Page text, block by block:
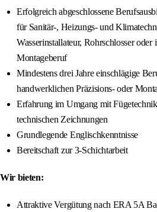
Erfolgreich abgeschlossene
für Sanitär-, Heizungs- und
Wasserinstallateur, Rohrschlosser
Montageberuf
Mindestens drei Jahre einschlägige
handwerklichen Präzisions- oder
Erfahrung im Umgang mit
technischen Zeichnungen
Grundlegende Englischkenntnisse
Bereitschaft zur 3-Schichtarbeit
Wir bieten:
Attraktive Vergütung nach ERA 5A